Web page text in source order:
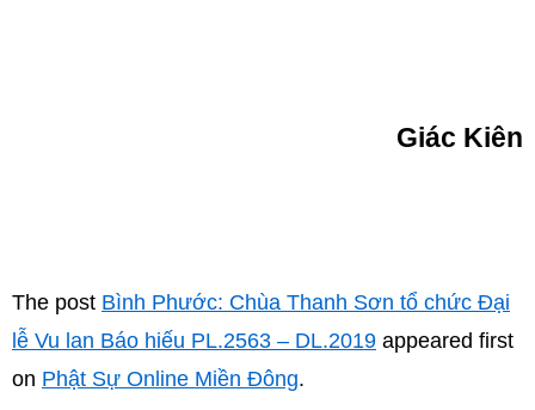
Giác Kiên
The post Bình Phước: Chùa Thanh Sơn tổ chức Đại
lễ Vu lan Báo hiếu PL.2563 – DL.2019 appeared first
on Phật Sự Online Miền Đông.